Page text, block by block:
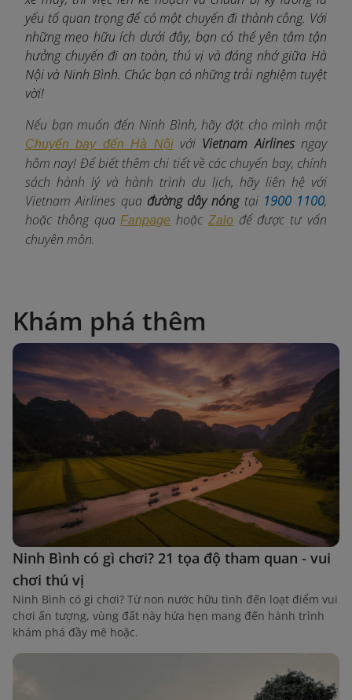
yếu tố quan trọng để có một chuyến đi thành công. Với
những mẹo hữu ích dưới đây, bạn có thể yên tâm tận
hưởng chuyến đi an toàn, thú vị và đáng nhớ giữa Hà
Nội và Ninh Bình. Chúc bạn có những trải nghiệm tuyệt
vời!
Nếu bạn muốn đến Ninh Bình, hãy đặt cho mình một
Chuyến bay đến Hà Nộivới Vietnam Airlines ngay
hôm nay! Để biết thêm chi tiết về các chuyến bay, chính
sách hành lý và hành trình du lịch, hãy liên hệ với
Vietnam Airlines qua đường dây nóngtại 1900 1100,
hoặc thông quaFanpage hoặc Zalo để được tư vấn
chuyên môn.
Khám phá thêm
Ninh Bình có gì chơi? 21 tọa độ tham quan - vui
chơi thú vị
Ninh Bình có gì chơi? Từ non nước hữu tình đến loạt điểm vui
chơi ấn tượng, vùng đất này hứa hẹn mang đến hành trình
khám phá đầy mê hoặc.